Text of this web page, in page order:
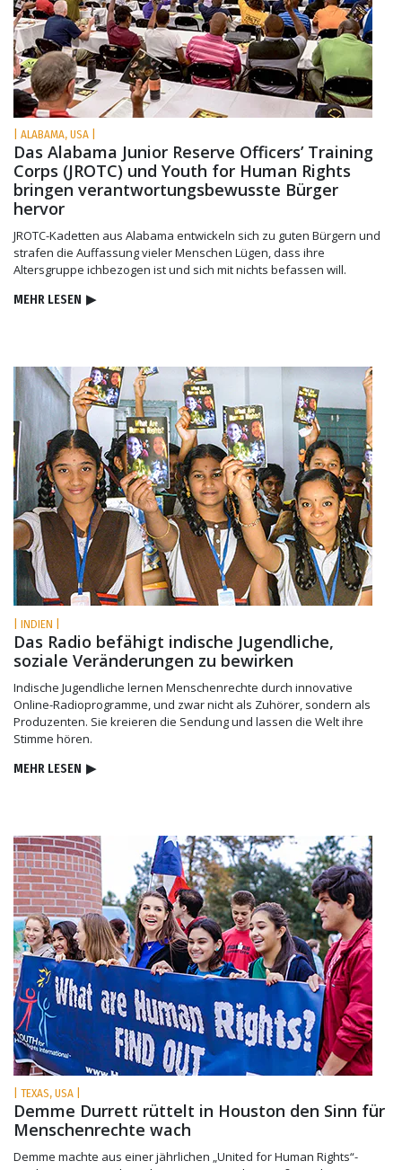
| ALABAMA, USA |
Das Alabama Junior Reserve Officers’ Training
Corps (JROTC) und Youth for Human Rights
bringen verantwortungs­bewusste Bürger
hervor
JROTC-Kadetten aus Alabama entwickeln sich zu guten Bürgern und
strafen die Auffassung vieler Menschen Lügen, dass ihre
Altersgruppe ichbezogen ist und sich mit nichts befassen will.
MEHR LESEN ▶
| INDIEN |
Das Radio befähigt indische Jugendliche,
soziale Veränderungen zu bewirken
Indische Jugendliche lernen Menschenrechte durch innovative
Online-Radioprogramme, und zwar nicht als Zuhörer, sondern als
Produzenten. Sie kreieren die Sendung und lassen die Welt ihre
Stimme hören.
MEHR LESEN ▶
| TEXAS, USA |
Demme Durrett rüttelt in Houston den Sinn für
Menschenrechte wach
Demme machte aus einer jährlichen „United for Human Rights“-